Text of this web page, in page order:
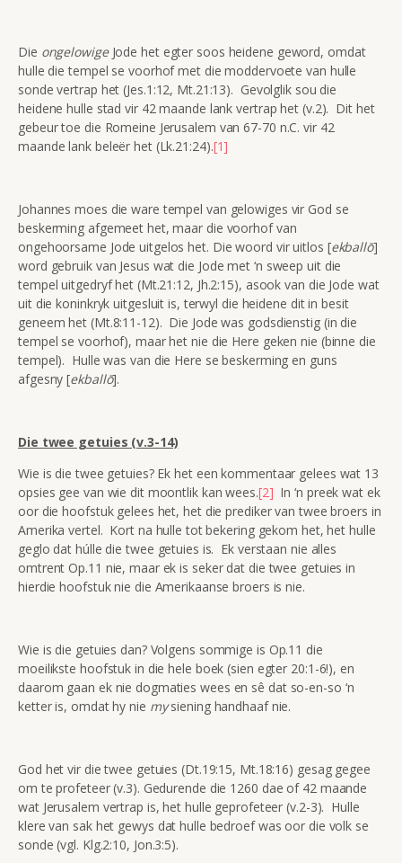
Die ongelowigeJode het egter soos heidene geword, omdat
hulle die tempel se voorhof met die moddervoete van hulle
sonde vertrap het (Jes.1:12, Mt.21:13). Gevolglik sou die
heidene hulle stad vir 42 maande lank vertrap het (v.2). Dit het
gebeur toe die Romeine Jerusalem van 67-70 n.C. vir 42
maande lank beleër het (Lk.21:24).[1]
Johannes moes die ware tempel van gelowiges vir God se
beskerming afgemeet het, maar die voorhof van
ongehoorsame Jode uitgelos het. Die woord vir uitlos [ekballō]
word gebruik van Jesus wat die Jode met ‘n sweep uit die
tempel uitgedryf het (Mt.21:12, Jh.2:15), asook van die Jode wat
uit die koninkryk uitgesluit is, terwyl die heidene dit in besit
geneem het (Mt.8:11-12). Die Jode was godsdienstig (in die
tempel se voorhof), maar het nie die Here geken nie (binne die
tempel). Hulle was van die Here se beskerming en guns
afgesny [ekballō].
Die twee getuies (v.3-14)
Wie is die twee getuies? Ek het een kommentaar gelees wat 13
opsies gee van wie dit moontlik kan wees.[2] In ‘n preek wat ek
oor die hoofstuk gelees het, het die prediker van twee broers in
Amerika vertel. Kort na hulle tot bekering gekom het, het hulle
geglo dat húlle die twee getuies is. Ek verstaan nie alles
omtrent Op.11 nie, maar ek is seker dat die twee getuies in
hierdie hoofstuk nie die Amerikaanse broers is nie.
Wie is die getuies dan? Volgens sommige is Op.11 die
moeilikste hoofstuk in die hele boek (sien egter 20:1-6!), en
daarom gaan ek nie dogmaties wees en sê dat so-en-so ‘n
ketter is, omdat hy nie mysiening handhaaf nie.
God het vir die twee getuies (Dt.19:15, Mt.18:16) gesag gegee
om te profeteer (v.3). Gedurende die 1260 dae of 42 maande
wat Jerusalem vertrap is, het hulle geprofeteer (v.2-3). Hulle
klere van sak het gewys dat hulle bedroef was oor die volk se
sonde (vgl. Klg.2:10, Jon.3:5).